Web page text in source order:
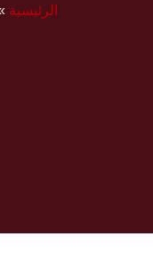
الرئيسية